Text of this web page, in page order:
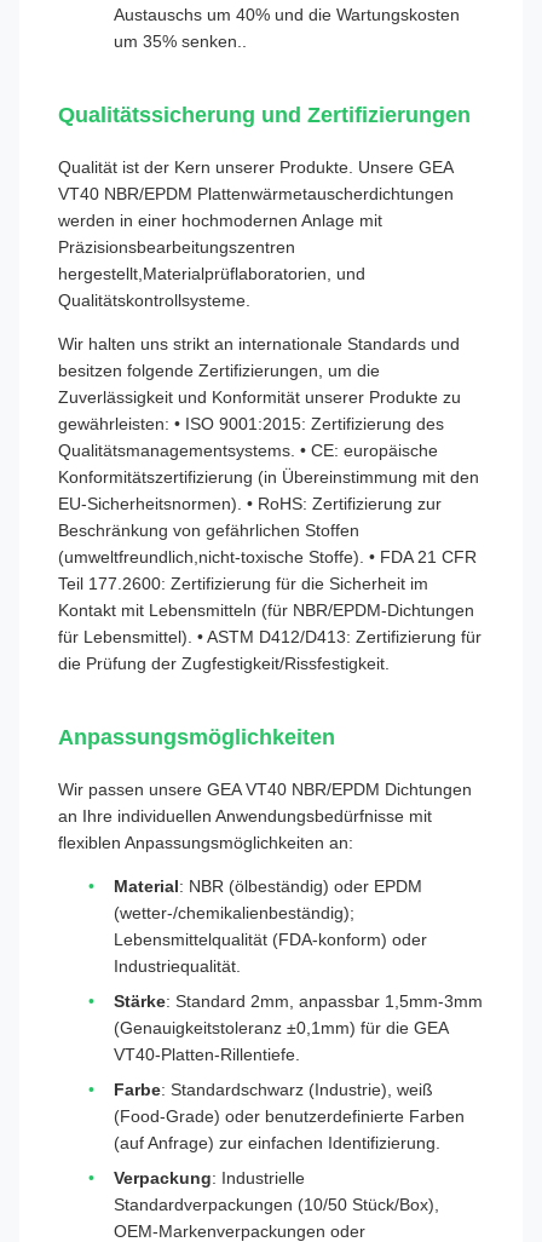
Austauschs um 40% und die Wartungskosten
um 35% senken..
Qualitätssicherung und Zertifizierungen
Qualität ist der Kern unserer Produkte. Unsere GEA
VT40 NBR/EPDM Plattenwärmetauscherdichtungen
werden in einer hochmodernen Anlage mit
Präzisionsbearbeitungszentren
hergestellt,Materialprüflaboratorien, und
Qualitätskontrollsysteme.
Wir halten uns strikt an internationale Standards und
besitzen folgende Zertifizierungen, um die
Zuverlässigkeit und Konformität unserer Produkte zu
gewährleisten: • ISO 9001:2015: Zertifizierung des
Qualitätsmanagementsystems. • CE: europäische
Konformitätszertifizierung (in Übereinstimmung mit den
EU-Sicherheitsnormen). • RoHS: Zertifizierung zur
Beschränkung von gefährlichen Stoffen
(umweltfreundlich,nicht-toxische Stoffe). • FDA 21 CFR
Teil 177.2600: Zertifizierung für die Sicherheit im
Kontakt mit Lebensmitteln (für NBR/EPDM-Dichtungen
für Lebensmittel). • ASTM D412/D413: Zertifizierung für
die Prüfung der Zugfestigkeit/Rissfestigkeit.
Anpassungsmöglichkeiten
Wir passen unsere GEA VT40 NBR/EPDM Dichtungen
an Ihre individuellen Anwendungsbedürfnisse mit
flexiblen Anpassungsmöglichkeiten an:
Material: NBR (ölbeständig) oder EPDM
(wetter-/chemikalienbeständig);
Lebensmittelqualität (FDA-konform) oder
Industriequalität.
Stärke: Standard 2mm, anpassbar 1,5mm-3mm
(Genauigkeitstoleranz ±0,1mm) für die GEA
VT40-Platten-Rillentiefe.
Farbe: Standardschwarz (Industrie), weiß
(Food-Grade) oder benutzerdefinierte Farben
(auf Anfrage) zur einfachen Identifizierung.
Verpackung: Industrielle
Standardverpackungen (10/50 Stück/Box),
OEM-Markenverpackungen oder